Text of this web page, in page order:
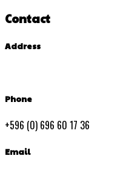
Contact
Address
Phone
+596 (0) 696 60 17 36
Email